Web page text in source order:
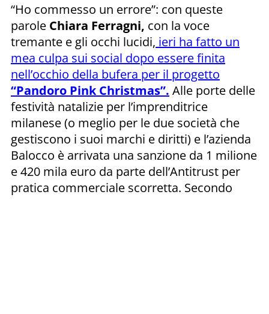
“Ho commesso un errore”: con queste
parole Chiara Ferragni, con la voce
tremante e gli occhi lucidi, ieri ha fatto un
mea culpa sui social dopo essere finita
nell’occhio della bufera per il progetto
“Pandoro Pink Christmas”. Alle porte delle
festività natalizie per l’imprenditrice
milanese (o meglio per le due società che
gestiscono i suoi marchi e diritti) e l’azienda
Balocco è arrivata una sanzione da 1 milione
e 420 mila euro da parte dell’Antitrust per
pratica commerciale scorretta. Secondo